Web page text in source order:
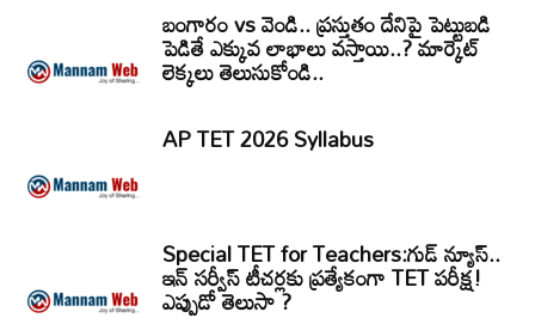
బంగారం vs వెండి.. ప్రస్తుతం దేనిపై పెట్టుబడి
పెడితే ఎక్కువ లాభాలు వస్తాయి..? మార్కెట్
లెక్కలు తెలుసుకోండి..
AP TET 2026 Syllabus
Special TET for Teachers:గుడ్ న్యూస్..
ఇన్ సర్వీస్ టీచర్లకు ప్రత్యేకంగా TET పరీక్ష!
ఎప్పుడో తెలుసా ?